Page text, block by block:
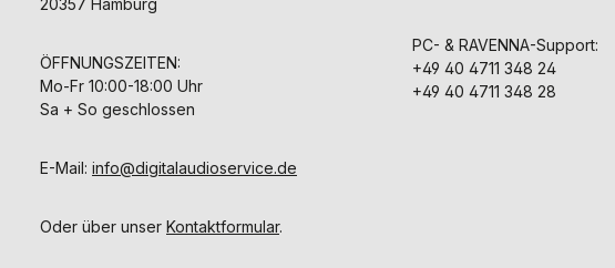
20357 Hamburg
ÖFFNUNGSZEITEN:
Mo-Fr 10:00-18:00 Uhr
Sa + So geschlossen
E-Mail: info@digitalaudioservice.de
Oder über unser Kontaktformular.
PC- & RAVENNA-Support:
+49 40 4711 348 24
+49 40 4711 348 28